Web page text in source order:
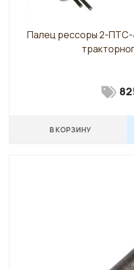
Палец рессоры 2-ПТС-
В КОРЗИНУ